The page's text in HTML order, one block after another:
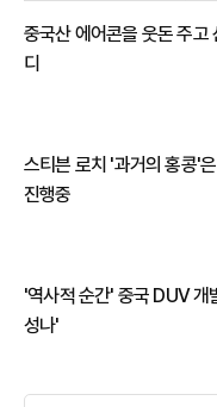
중국산 에어콘을 웃돈 주고
디
스티븐 로치 '과거의 홍콩'
진행중
'역사적 순간' 중국 DUV 개
성나'